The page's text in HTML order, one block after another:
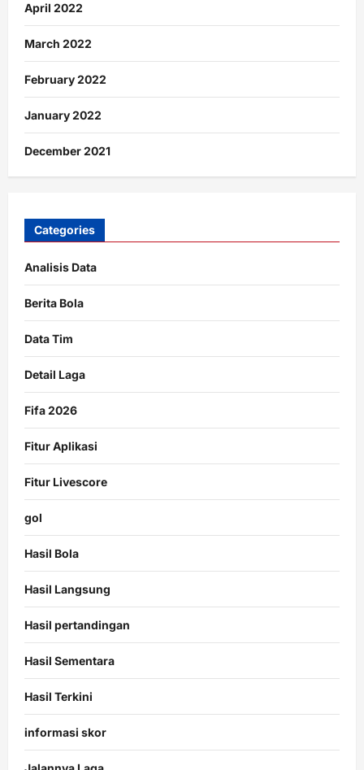
April 2022
March 2022
February 2022
January 2022
December 2021
Categories
Analisis Data
Berita Bola
Data Tim
Detail Laga
Fifa 2026
Fitur Aplikasi
Fitur Livescore
gol
Hasil Bola
Hasil Langsung
Hasil pertandingan
Hasil Sementara
Hasil Terkini
informasi skor